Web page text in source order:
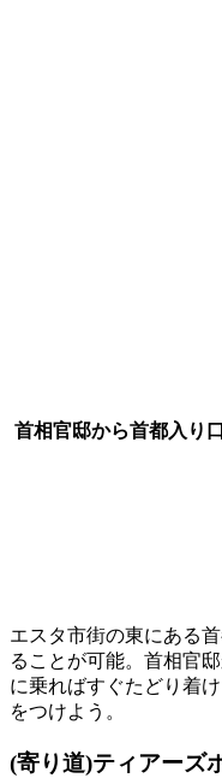
首相官邸から首都入り
エスタ市街の東にある
ることが可能。首相官
に乗ればすぐたどり着
をつけよう。
(寄り道)ティアーズ